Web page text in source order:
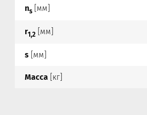
ns [мм]
r1,2 [мм]
s [мм]
Масса [кг]